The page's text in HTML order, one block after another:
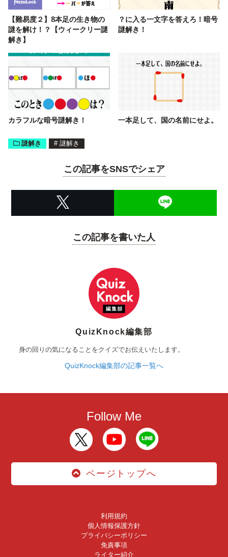
【難易度２】8本足の生き物の
謎を解け！？【ウィークリー謎
解き】
？に入る一文字を答えろ！暗号
謎解き！
カラフルな暗号謎解き！ 一本足して、国の名前にせよ。
謎解き # 謎解き
この記事をSNSでシェア
この記事を書いた人
QuizKnock編集部
身の回りの気になることをクイズでお伝えいたします。
QuizKnock編集部の記事一覧へ
Follow Me
ページトップへ
利用規約
個人情報保護方針
プライバシーポリシー
免責事項
ライター紹介